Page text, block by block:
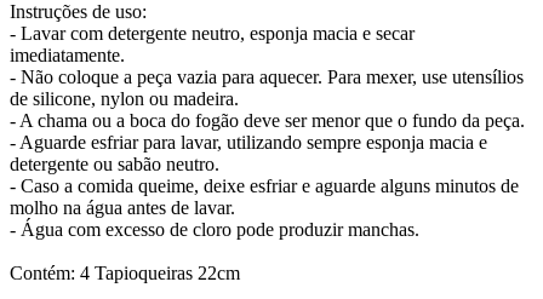
Instruções de uso:
- Lavar com detergente neutro, esponja macia e secar
imediatamente.
- Não coloque a peça vazia para aquecer. Para mexer, use utensílios
de silicone, nylon ou madeira.
- A chama ou a boca do fogão deve ser menor que o fundo da peça.
- Aguarde esfriar para lavar, utilizando sempre esponja macia e
detergente ou sabão neutro.
- Caso a comida queime, deixe esfriar e aguarde alguns minutos de
molho na água antes de lavar.
- Água com excesso de cloro pode produzir manchas.
Contém: 4 Tapioqueiras 22cm